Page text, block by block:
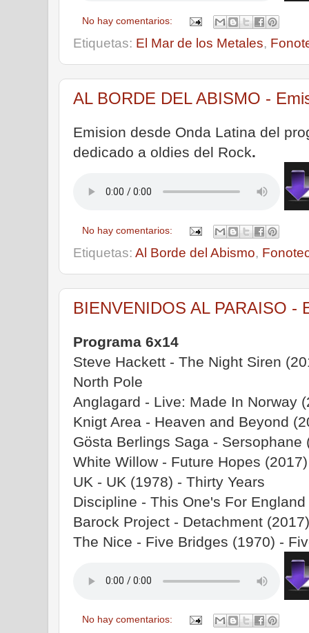
No hay comentarios:
Etiquetas: El Mar de los Metales,
AL BORDE DEL ABISMO -
Emision desde Onda Latina del
dedicado a oldies del Rock.
No hay comentarios:
Etiquetas: Al Borde del Abismo,
BIENVENIDOS AL PARAISO -
Programa 6x14
Steve Hackett - The Night Siren
North Pole
Anglagard - Live: Made In Norway
Knigt Area - Heaven and Beyond
Gösta Berlings Saga - Sersophane
White Willow - Future Hopes
UK - UK (1978) - Thirty Years
Discipline - This One's For
Barock Project - Detachment
The Nice - Five Bridges (1970) -
No hay comentarios: